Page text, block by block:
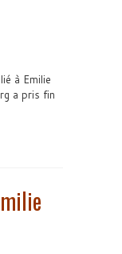
à Emilie
a pris fin